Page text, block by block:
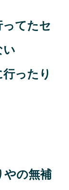
てたセ
い
ったり
やの無補